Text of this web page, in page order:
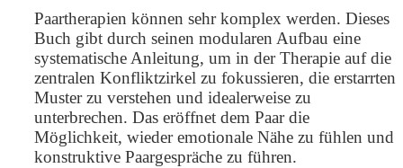
Paartherapien können sehr komplex werden. Dieses
Buch gibt durch seinen modularen Aufbau eine
systematische Anleitung, um in der Therapie auf die
zentralen Konfliktzirkel zu fokussieren, die erstarrten
Muster zu verstehen und idealerweise zu
unterbrechen. Das eröffnet dem Paar die
Möglichkeit, wieder emotionale Nähe zu fühlen und
konstruktive Paargespräche zu führen.